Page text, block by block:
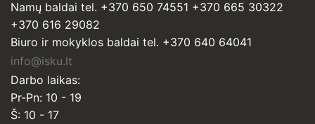
Namų baldai tel. +370 650 74551 +370 665 30322
+370 616 29082
Biuro ir mokyklos baldai tel. +370 640 64041
info@isku.lt
Darbo laikas:
Pr-Pn: 10 - 19
Š: 10 - 17